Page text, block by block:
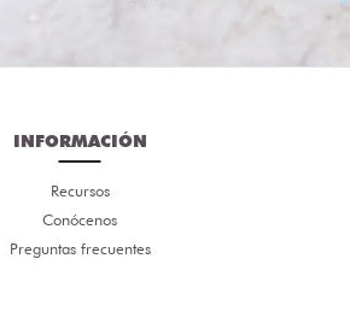
INFORMACIÓN
Recursos
Conócenos
Preguntas frecuentes